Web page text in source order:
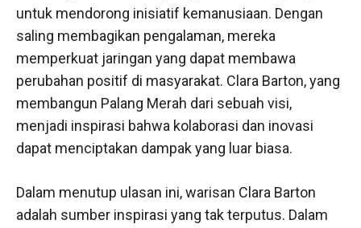
untuk mendorong inisiatif kemanusiaan. Dengan
saling membagikan pengalaman, mereka
memperkuat jaringan yang dapat membawa
perubahan positif di masyarakat. Clara Barton, yang
membangun Palang Merah dari sebuah visi,
menjadi inspirasi bahwa kolaborasi dan inovasi
dapat menciptakan dampak yang luar biasa.
Dalam menutup ulasan ini, warisan Clara Barton
adalah sumber inspirasi yang tak terputus. Dalam